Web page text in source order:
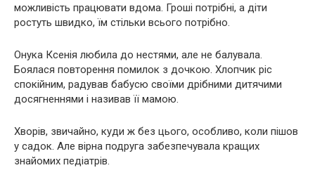
можливість працювати вдома. Гроші потрібні, а діти
ростуть швидко, їм стільки всього потрібно.
Онука Ксенія любила до нестями, але не балувала.
Боялася повторення помилок з дочкою. Хлопчик ріс
спокійним, радував бабусю своїми дрібними дитячими
досягненнями і називав її мамою.
Хворів, звичайно, куди ж без цього, особливо, коли пішов
у садок. Але вірна подруга забезпечувала кращих
знайомих педіатрів.